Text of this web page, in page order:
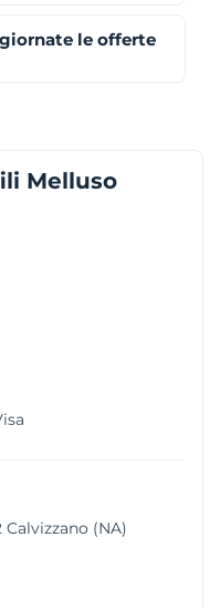
le offerte
Melluso
Calvizzano (NA)